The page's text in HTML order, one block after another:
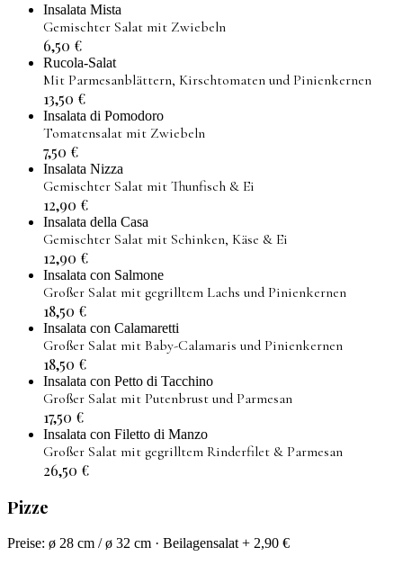
Insalata Mista
Gemischter Salat mit Zwiebeln
6,50 €
Rucola-Salat
Mit Parmesanblättern, Kirschtomaten und Pinienkernen
13,50 €
Insalata di Pomodoro
Tomatensalat mit Zwiebeln
7,50 €
Insalata Nizza
Gemischter Salat mit Thunfisch & Ei
12,90 €
Insalata della Casa
Gemischter Salat mit Schinken, Käse & Ei
12,90 €
Insalata con Salmone
Großer Salat mit gegrilltem Lachs und Pinienkernen
18,50 €
Insalata con Calamaretti
Großer Salat mit Baby-Calamaris und Pinienkernen
18,50 €
Insalata con Petto di Tacchino
Großer Salat mit Putenbrust und Parmesan
17,50 €
Insalata con Filetto di Manzo
Großer Salat mit gegrilltem Rinderfilet & Parmesan
26,50 €
Pizze
Preise: ø 28 cm / ø 32 cm · Beilagensalat + 2,90 €